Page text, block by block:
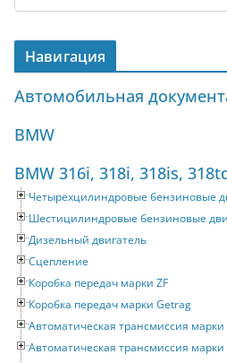
Навигация
Автомобильная
BMW
Четырехцилиндровые бензиновые
Шестицилиндровые бензиновые
Дизельный двигатель
Сцепление
Коробка передач марки ZF
Коробка передач марки Getrag
Автоматическая трансмиссия марки
Автоматическая трансмиссия марки